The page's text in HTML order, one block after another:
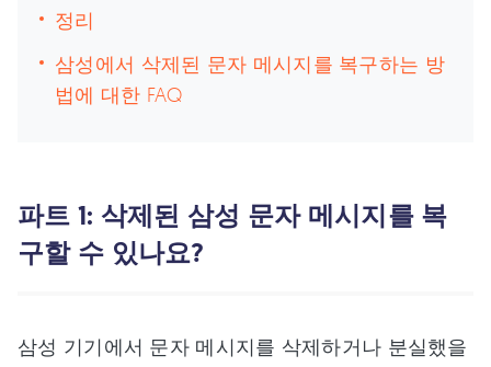
정리
삼성에서 삭제된 문자 메시지를 복구하는 방
법에 대한 FAQ
파트 1: 삭제된 삼성 문자 메시지를 복
구할 수 있나요?
삼성 기기에서 문자 메시지를 삭제하거나 분실했을